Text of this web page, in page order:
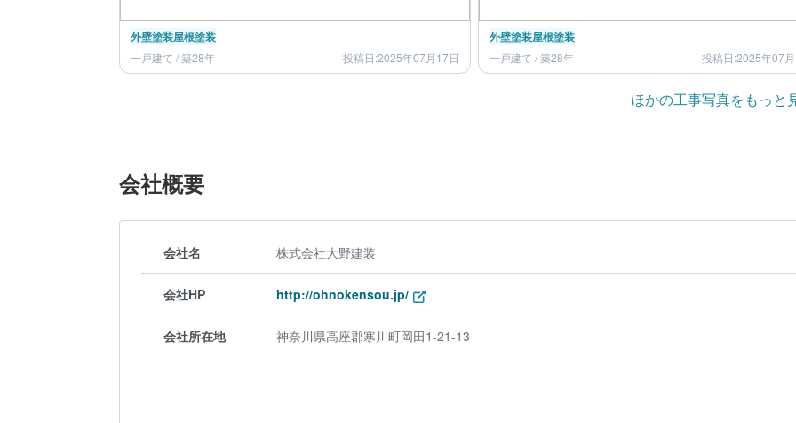
外壁塗装屋根塗装
一戸建て / 築28年 投稿日:2025年07月17日
外壁塗装屋根塗装
一戸建て / 築28年 投稿日:2025年07
ほかの工事写真をもっと
会社概要
会社名 株式会社大野建装
会社HP http://ohnokensou.jp/
会社所在地 神奈川県高座郡寒川町岡田1-21-13